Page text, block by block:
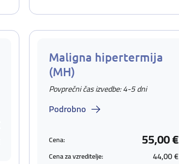
Maligna hipertermija
(MH)
Povprečni čas izvedbe: 4-5 dni
Podrobno
Cena: 55,00 €
Cena za vzreditelje: 44,00 €